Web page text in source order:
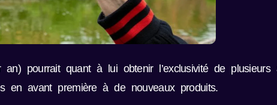
pourrait quant à lui obtenir l’exclusivité de plusieurs
en avant première à de nouveaux produits.